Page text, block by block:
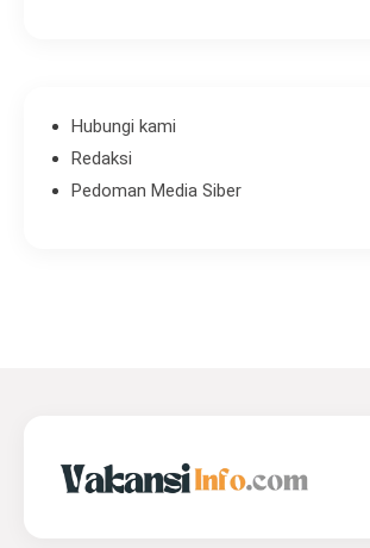
Hubungi kami
Redaksi
Pedoman Media Siber